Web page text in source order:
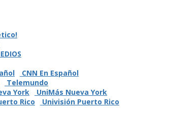
CNN En Español
Telemundo
UniMás Nueva York
Univisión Puerto Rico